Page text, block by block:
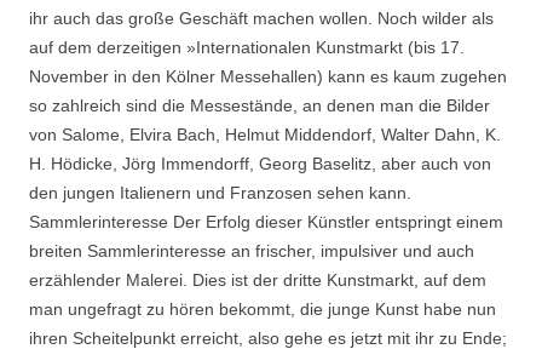
ihr auch das große Geschäft machen wollen. Noch wilder als
auf dem derzeitigen »Internationalen Kunstmarkt (bis 17.
November in den Kölner Messehallen) kann es kaum zugehen
so zahlreich sind die Messestände, an denen man die Bilder
von Salome, Elvira Bach, Helmut Middendorf, Walter Dahn, K.
H. Hödicke, Jörg Immendorff, Georg Baselitz, aber auch von
den jungen Italienern und Franzosen sehen kann.
Sammlerinteresse Der Erfolg dieser Künstler entspringt einem
breiten Sammlerinteresse an frischer, impulsiver und auch
erzählender Malerei. Dies ist der dritte Kunstmarkt, auf dem
man ungefragt zu hören bekommt, die junge Kunst habe nun
ihren Scheitelpunkt erreicht, also gehe es jetzt mit ihr zu Ende;